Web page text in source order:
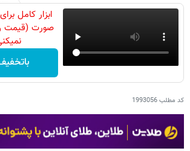
ابزار کامل
صورت (قیمت
کد مطلب1993056